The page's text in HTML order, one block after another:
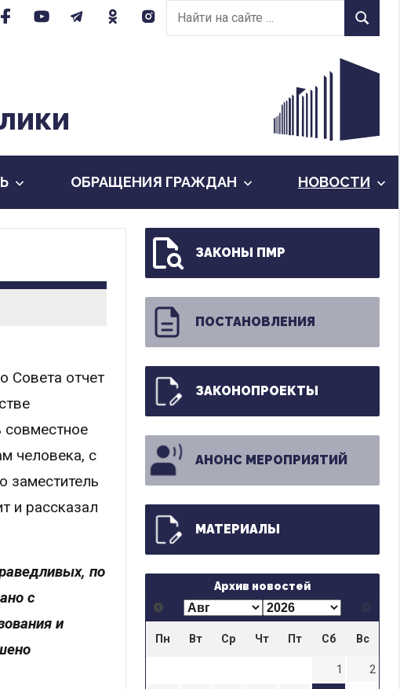
Найти
на
Найти
ОБРАЩЕНИЯ ГРАЖДАН НОВОСТИ
Совета отчет
совместное
человека, с
заместитель
и рассказал
по
с
и
ЗАКОНЫ ПМР
ПОСТАНОВЛЕНИЯ
ЗАКОНОПРОЕКТЫ
АНОНС МЕРОПРИЯТИЙ
МАТЕРИАЛЫ
Архив новостей
Пн Вт Ср Чт Пт Сб Вс
1
2